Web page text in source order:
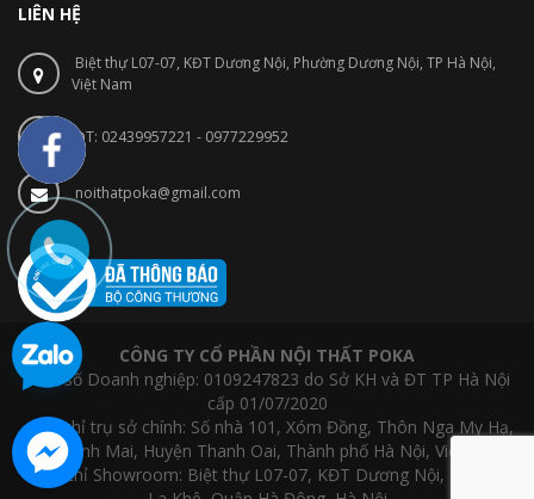
LIÊN HỆ
Biệt thự L07-07, KĐT Dương Nội, Phường Dương Nội, TP Hà Nội,
Việt Nam
ĐT: 02439957221 - 0977229952
noithatpoka@gmail.com
CÔNG TY CỔ PHẦN NỘI THẤT POKA
- Mã số Doanh nghiệp: 0109247823 do Sở KH và ĐT TP Hà Nội
cấp 01/07/2020
- Địa chỉ trụ sở chính: Số nhà 101, Xóm Đồng, Thôn Nga My Hạ,
Xã Thanh Mai, Huyện Thanh Oai, Thành phố Hà Nội, Việt Nam
- Địa chỉ Showroom: Biệt thự L07-07, KĐT Dương Nội, Phường